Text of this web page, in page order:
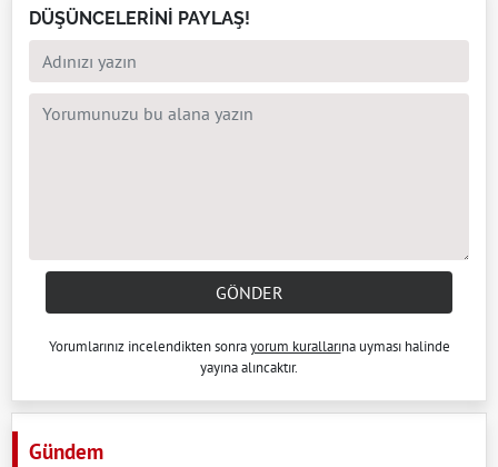
DÜŞÜNCELERİNİ PAYLAŞ!
GÖNDER
Yorumlarınız incelendikten sonrayorum kurallarına uyması halinde
yayına alıncaktır.
Gündem